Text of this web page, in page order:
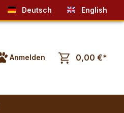
Deutsch English
Anmelden 0,00 €*